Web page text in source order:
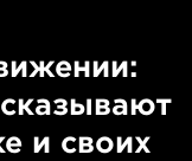
и своих